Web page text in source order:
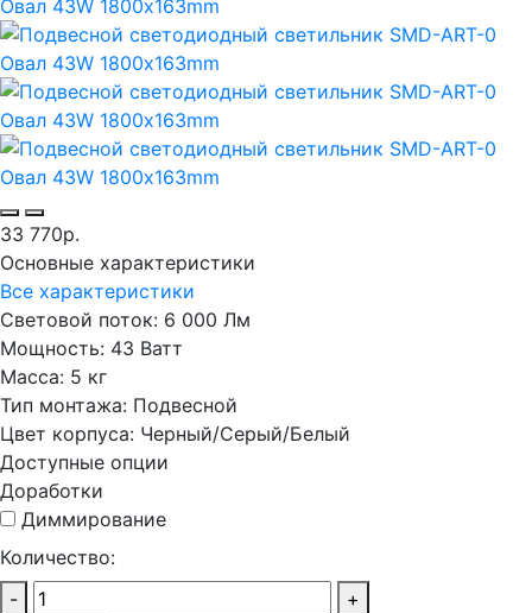
33 770р.
Основные характеристики
Все характеристики
Световой поток: 6 000 Лм
Мощность: 43 Ватт
Масса: 5 кг
Тип монтажа: Подвесной
Цвет корпуса: Черный/Серый/Белый
Доступные опции
Доработки
Диммирование
Количество:
-
+